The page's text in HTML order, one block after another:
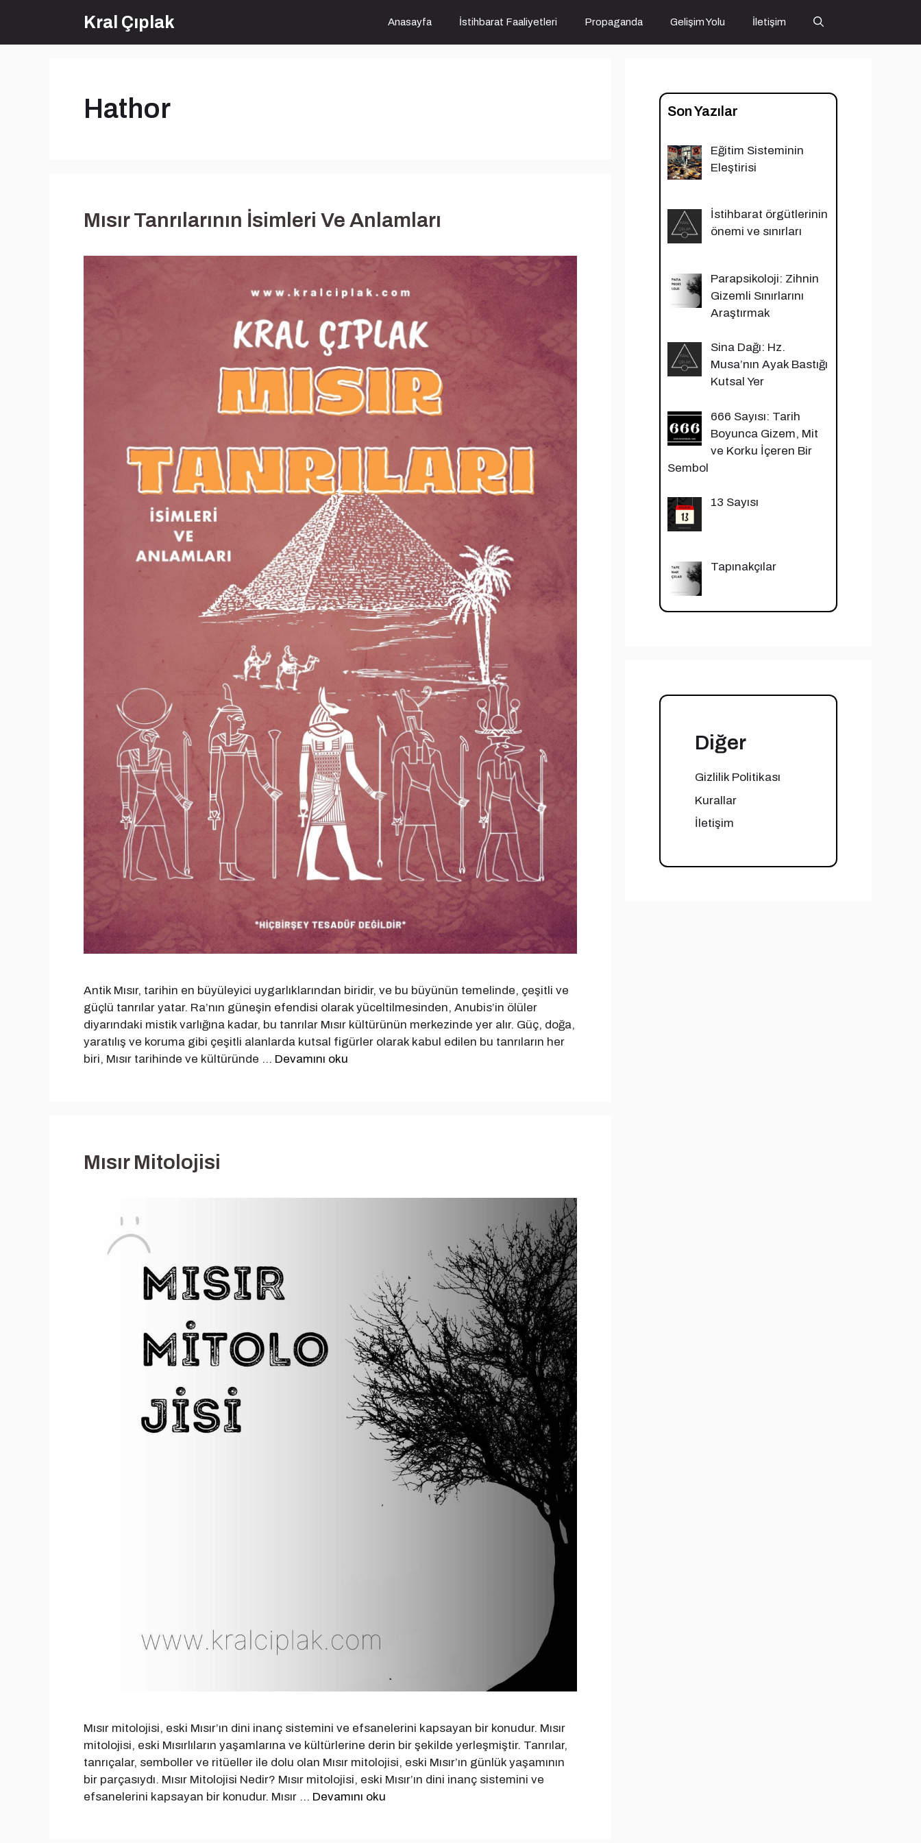
Kral Çıplak Anasayfa İstihbarat Faaliyetleri Propaganda Gelişim Yolu İletişim
Hathor
Mısır Tanrılarının İsimleri Ve Anlamları
Antik Mısır, tarihin en büyüleyici uygarlıklarından biridir, ve bu büyünün temelinde, çeşitli ve
güçlü tanrılar yatar. Ra’nın güneşin efendisi olarak yüceltilmesinden, Anubis’in ölüler
diyarındaki mistik varlığına kadar, bu tanrılar Mısır kültürünün merkezinde yer alır. Güç, doğa,
yaratılış ve koruma gibi çeşitli alanlarda kutsal figürler olarak kabul edilen bu tanrıların her
biri, Mısır tarihinde ve kültüründe … Devamını oku
Mısır Mitolojisi
Mısır mitolojisi, eski Mısır’ın dini inanç sistemini ve efsanelerini kapsayan bir konudur. Mısır
mitolojisi, eski Mısırlıların yaşamlarına ve kültürlerine derin bir şekilde yerleşmiştir. Tanrılar,
tanrıçalar, semboller ve ritüeller ile dolu olan Mısır mitolojisi, eski Mısır’ın günlük yaşamının
bir parçasıydı. Mısır Mitolojisi Nedir? Mısır mitolojisi, eski Mısır’ın dini inanç sistemini ve
efsanelerini kapsayan bir konudur. Mısır … Devamını oku
Son Yazılar
Eğitim Sisteminin
Eleştirisi
İstihbarat örgütlerinin
önemi ve sınırları
Parapsikoloji: Zihnin
Gizemli Sınırlarını
Araştırmak
Sina Dağı: Hz.
Musa’nın Ayak Bastığı
Kutsal Yer
666 Sayısı: Tarih
Boyunca Gizem, Mit
ve Korku İçeren Bir
Sembol
13 Sayısı
Tapınakçılar
Diğer
Gizlilik Politikası
Kurallar
İletişim